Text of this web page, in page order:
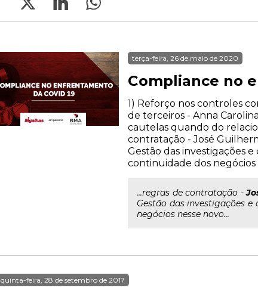
terça-feira, 26 de maio de 2020
Compliance no
1) Reforço nos controles
de terceiros - Anna
cautelas quando do
contratação - José
Gestão das investigações
continuidade dos
...regras de contratação -
Gestão das investigações
negócios nesse novo...
quinta-feira, 28 de setembro de 2017